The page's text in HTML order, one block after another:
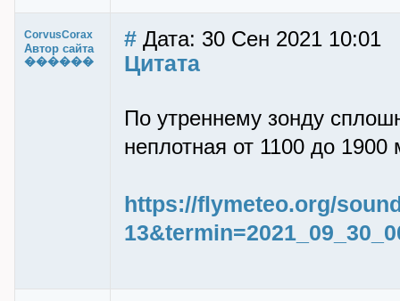
CorvusCorax
Автор сайта
������
# Дата: 30 Сен 2021 10:01
Цитата
По утреннему зонду
неплотная от 1100 до 1900
https://flymeteo.org/